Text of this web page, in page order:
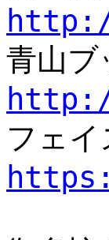
青山ブ
フェイ